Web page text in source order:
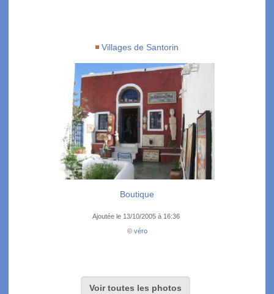
Villages de Santorin
Boutique
Ajoutée le 13/10/2005 à 16:36
© véro
Voir toutes les photos